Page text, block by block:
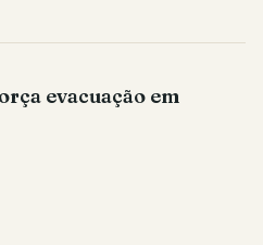
evacuação em